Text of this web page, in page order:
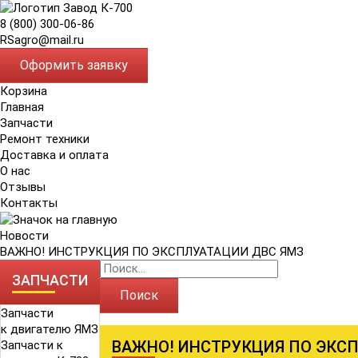
8 (800) 300-06-86
RSagro@mail.ru
Оформить заявку
Корзина
Главная
Запчасти
Ремонт техники
Доставка и оплата
О нас
Отзывы
Контакты
Новости
ВАЖНО! ИНСТРУКЦИЯ ПО ЭКСПЛУАТАЦИИ ДВС ЯМЗ
ЗАПЧАСТИ
Запчасти
к двигателю ЯМЗ
Запчасти к
Поиск
ВАЖНО! ИНСТРУКЦИЯ ПО